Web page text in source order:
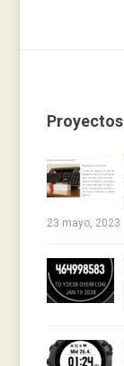
Proyectos
23 mayo, 2023